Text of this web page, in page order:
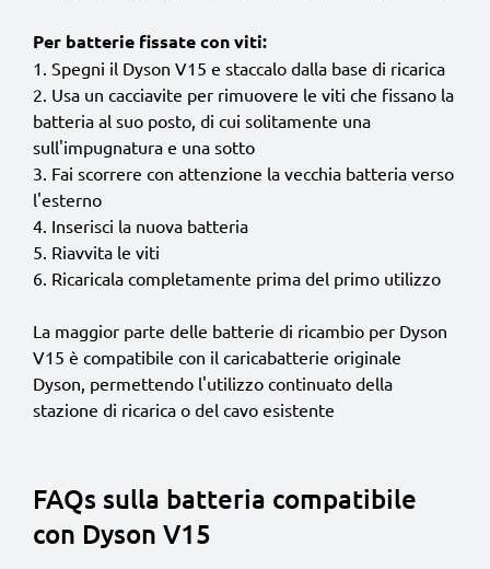
Per batterie fissate con viti:
1. Spegni il Dyson V15 e staccalo dalla base di ricarica
2. Usa un cacciavite per rimuovere le viti che fissano la
batteria al suo posto, di cui solitamente una
sull'impugnatura e una sotto
3. Fai scorrere con attenzione la vecchia batteria verso
l'esterno
4. Inserisci la nuova batteria
5. Riavvita le viti
6. Ricaricala completamente prima del primo utilizzo
La maggior parte delle batterie di ricambio per Dyson
V15 è compatibile con il caricabatterie originale
Dyson, permettendo l'utilizzo continuato della
stazione di ricarica o del cavo esistente
FAQs sulla batteria compatibile
con Dyson V15